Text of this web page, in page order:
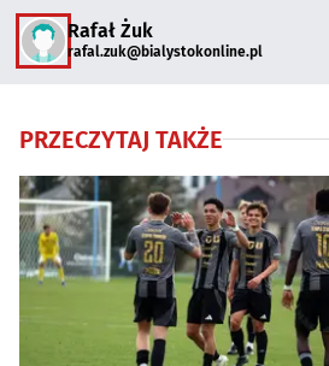
Rafał Żuk
rafal.zuk@bialystokonline.pl
PRZECZYTAJ TAKŻE